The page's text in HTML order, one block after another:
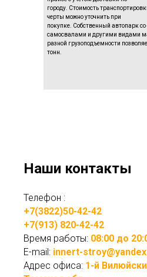
городу. Стоимость
черты можно уточнить при
покупке. Собственный автопарк со
самосвалами и другими видами
разной грузоподъемности
тонн.
Наши контакты
Телефон :
+7(3822)50-42-42
+7(913) 820-42-42
Время работы: 08:00 до
E-mail: innert-
Адрес офиса: 1-й